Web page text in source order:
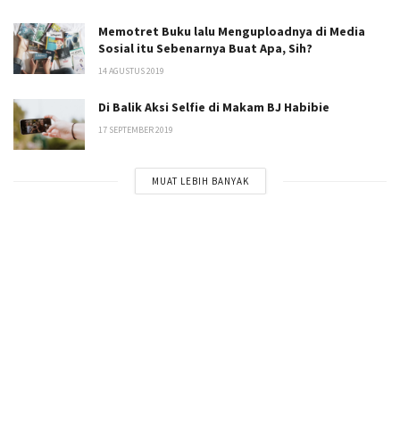
Memotret Buku lalu Menguploadnya di Media
Sosial itu Sebenarnya Buat Apa, Sih?
14 AGUSTUS 2019
Di Balik Aksi Selfie di Makam BJ Habibie
17 SEPTEMBER 2019
MUAT LEBIH BANYAK